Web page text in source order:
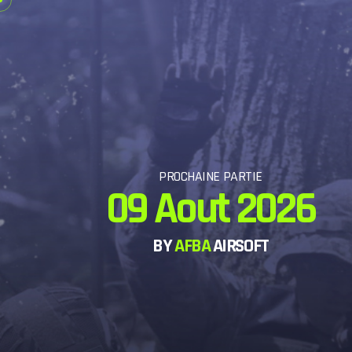
PROCHAINE PARTIE
09 Aout 2026
BYAFBAAIRSOFT